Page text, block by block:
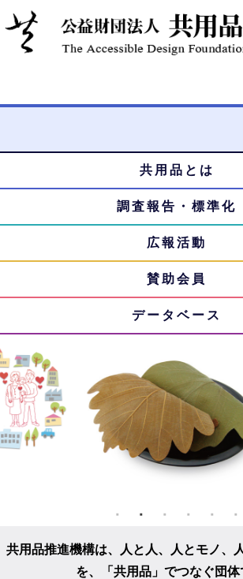
ャ
メ
ニ
ュ
ー
共用品とは
調査報告・標準化
広報活動
賛助会員
データベース
共用品推進機構は、人と人、人とモノ、
を、
「共用品」でつなぐ団体